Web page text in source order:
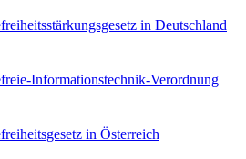
in Deutschland
Informationstechnik-Verordnung
in Österreich